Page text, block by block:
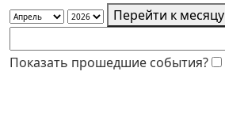
Перейти к месяцу
Показать прошедшие события?